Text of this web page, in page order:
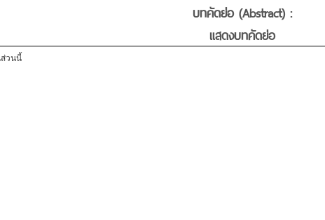
บทคัดย่อ (Abstract) :
แสดงบทคัดย่อ